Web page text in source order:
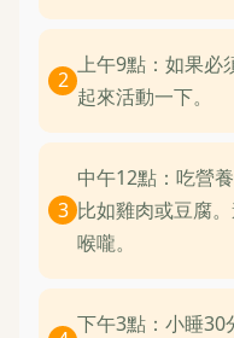
上午9點：如果必
起來活動一下。
中午12點：吃營
比如雞肉或豆腐
喉嚨。
下午3點：小睡30